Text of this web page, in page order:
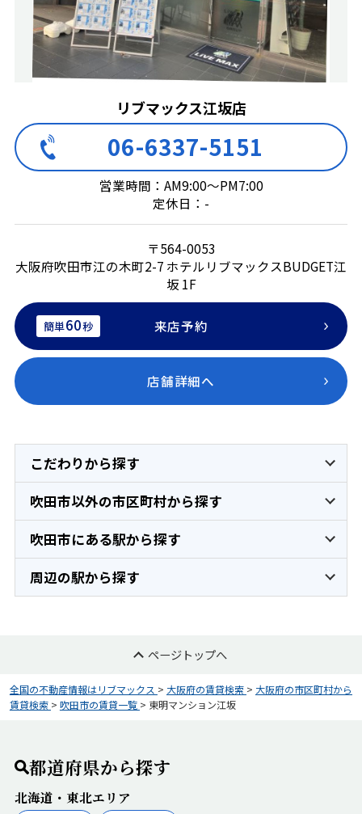
リブマックス江坂店
06-6337-5151
営業時間：AM9:00～PM7:00
定休日：-
〒564-0053
大阪府吹田市江の木町2-7 ホテルリブマックスBUDGET江
坂 1F
簡単60秒 来店予約
店舗詳細へ
こだわりから探す
吹田市以外の市区町村から探す
吹田市にある駅から探す
周辺の駅から探す
ページトップへ
全国の不動産情報はリブマックス > 大阪府の賃貸検索 > 大阪府の市区町村から
賃貸検索 > 吹田市の賃貸一覧 > 東明マンション江坂
都道府県から探す
北海道・東北エリア